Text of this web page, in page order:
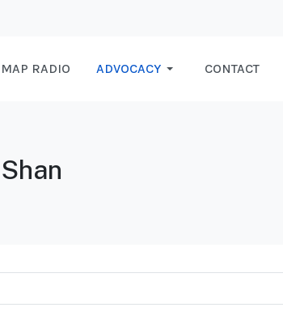
MAP RADIO ADVOCACY CONTACT
Shan